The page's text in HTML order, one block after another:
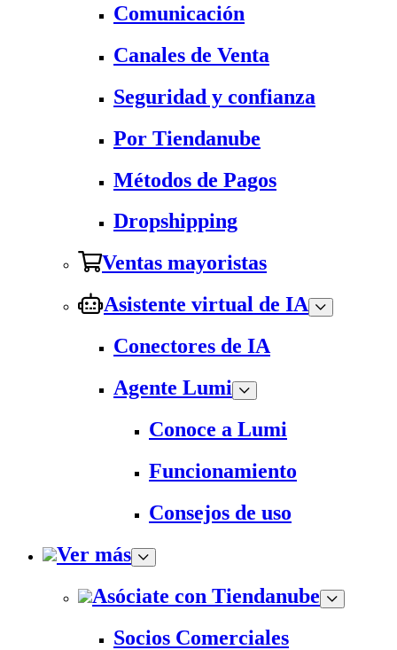
Comunicación
Canales de Venta
Seguridad y confianza
Por Tiendanube
Métodos de Pagos
Dropshipping
Ventas mayoristas
Asistente virtual de IA
Conectores de IA
Agente Lumi
Conoce a Lumi
Funcionamiento
Consejos de uso
Ver más
Asóciate con Tiendanube
Socios Comerciales